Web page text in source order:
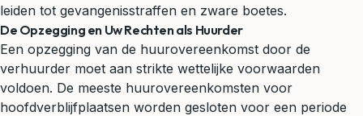
leiden tot gevangenisstraffen en zware boetes.
De Opzegging en Uw Rechten als Huurder
Een opzegging van de huurovereenkomst door de
verhuurder moet aan strikte wettelijke voorwaarden
voldoen. De meeste huurovereenkomsten voor
hoofdverblijfplaatsen worden gesloten voor een periode